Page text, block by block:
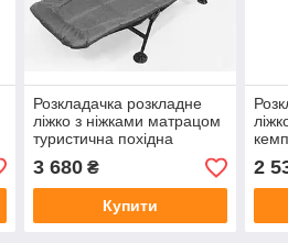
Розкладачка розкладне
ліжко з ніжками матрацом
туристична похідна
кемпінгова 200x70x30 см
3 680₴
Купити
мм
2